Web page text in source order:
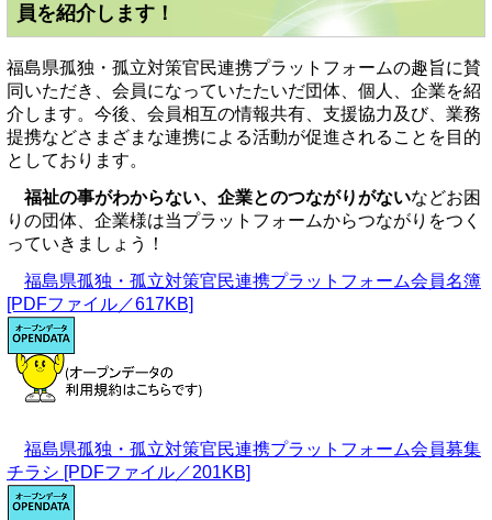
員を紹介します！
福島県孤独・孤立対策官民連携プラットフォームの趣旨に賛
同いただき、会員になっていたたいだ団体、個人、企業を紹
介します。今後、会員相互の情報共有、支援協力及び、業務
提携などさまざまな連携による活動が促進されることを目的
としております。
福祉の事がわからない、企業とのつながりがないなどお困
りの団体、企業様は当プラットフォームからつながりをつく
っていきましょう！
福島県孤独・孤立対策官民連携プラットフォーム会員名簿
[PDFファイル／617KB]
福島県孤独・孤立対策官民連携プラットフォーム会員募集
チラシ [PDFファイル／201KB]